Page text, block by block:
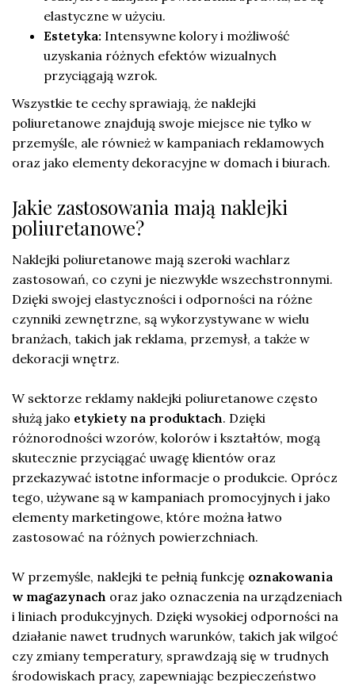
elastyczne w użyciu.
Estetyka: Intensywne kolory i możliwość
uzyskania różnych efektów wizualnych
przyciągają wzrok.
Wszystkie te cechy sprawiają, że naklejki
poliuretanowe znajdują swoje miejsce nie tylko w
przemyśle, ale również w kampaniach reklamowych
oraz jako elementy dekoracyjne w domach i biurach.
Jakie zastosowania mają naklejki
poliuretanowe?
Naklejki poliuretanowe mają szeroki wachlarz
zastosowań, co czyni je niezwykle wszechstronnymi.
Dzięki swojej elastyczności i odporności na różne
czynniki zewnętrzne, są wykorzystywane w wielu
branżach, takich jak reklama, przemysł, a także w
dekoracji wnętrz.
W sektorze reklamy naklejki poliuretanowe często
służą jako etykiety na produktach. Dzięki
różnorodności wzorów, kolorów i kształtów, mogą
skutecznie przyciągać uwagę klientów oraz
przekazywać istotne informacje o produkcie. Oprócz
tego, używane są w kampaniach promocyjnych i jako
elementy marketingowe, które można łatwo
zastosować na różnych powierzchniach.
W przemyśle, naklejki te pełnią funkcję oznakowania
w magazynach oraz jako oznaczenia na urządzeniach
i liniach produkcyjnych. Dzięki wysokiej odporności na
działanie nawet trudnych warunków, takich jak wilgoć
czy zmiany temperatury, sprawdzają się w trudnych
środowiskach pracy, zapewniając bezpieczeństwo